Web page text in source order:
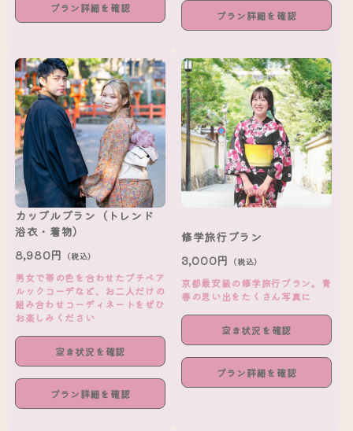
プラン詳細を確認
プラン詳細を確認
カップルプラン（トレンド
浴衣・着物）
8,980円 （税込）
男女で帯の色を合わせたプチペア
ルックコーデなど、お二人だけの
組み合わせコーディネートをぜひ
お楽しみください
空き状況を確認
プラン詳細を確認
修学旅行プラン
3,000円 （税込）
京都最安級の修学旅行プラン。青
春の思い出をたくさん写真に
空き状況を確認
プラン詳細を確認